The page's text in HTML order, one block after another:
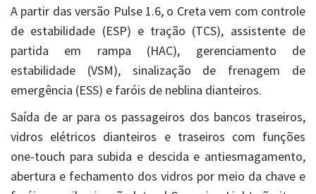
A partir das versão Pulse 1.6, o Creta vem com controle
de estabilidade (ESP) e tração (TCS), assistente de
partida em rampa (HAC), gerenciamento de
estabilidade (VSM), sinalização de frenagem de
emergência (ESS) e faróis de neblina dianteiros.
Saída de ar para os passageiros dos bancos traseiros,
vidros elétricos dianteiros e traseiros com funções
one-touch para subida e descida e antiesmagamento,
abertura e fechamento dos vidros por meio da chave e